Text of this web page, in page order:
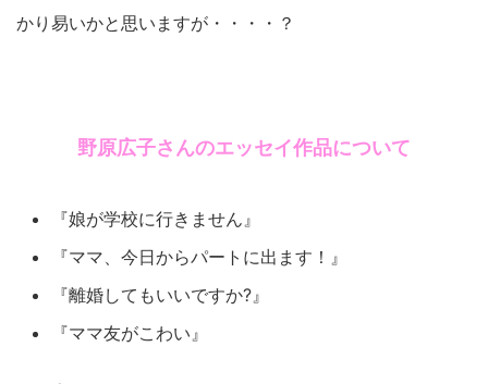
かり易いかと思いますが・・・・？
野原広子さんのエッセイ作品について
『娘が学校に行きません』
『ママ、今日からパートに出ます！』
『離婚してもいいですか?』
『ママ友がこわい』